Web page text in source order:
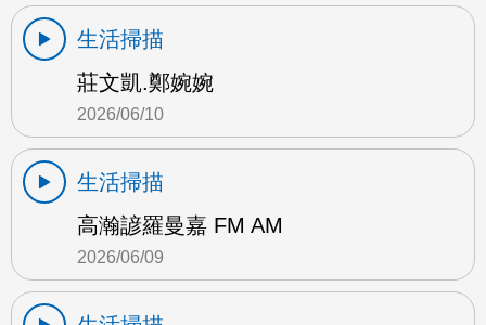
生活掃描
莊文凱.鄭婉婉
2026/06/10
生活掃描
高瀚諺羅曼嘉 FM AM
2026/06/09